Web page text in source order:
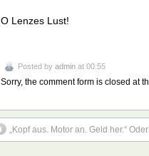
O Lenzes Lust!
Posted by admin at 00:55
Sorry, the comment form is closed at
„Kopf aus. Motor an. Geld her.“